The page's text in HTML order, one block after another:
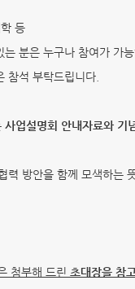
등
는 분은 누구나 참여가 가능
참석 부탁드립니다.
사업설명회 안내자료와 기
력 방안을 함께 모색하는
첨부해 드린 초대장을 참고